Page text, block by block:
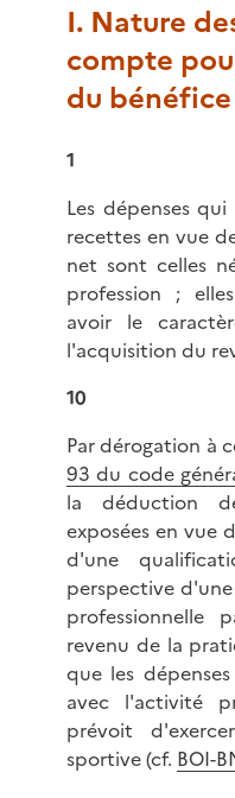
I. Nature
compte
du bénéfice
1
Les dépenses
recettes en vue
net sont celles
profession ;
avoir le
l'acquisition du
10
Par dérogation à
93 du code
la déduction
exposées en vue
d'une
perspective
professionnelle
revenu de la
que les
avec l'activité
prévoit
sportive (cf. BOI-